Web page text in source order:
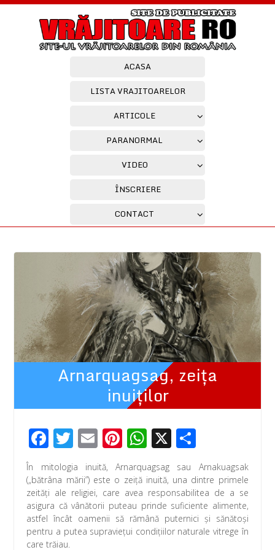
ACASA
LISTA VRAJITOARELOR
ARTICOLE
PARANORMAL
VIDEO
ÎNSCRIERE
CONTACT
Arnarquagsag, zeiţa
inuiţilor
F
ac
e
b
o
o
T
wi
tt
er
E
m
ail
Pi
er
e
st
W
at
s
A
p
X
ar
ta
je
az
ă
În mitologia inuită, Arnarquagsag sau Arnakuagsak
(„bătrâna mării”) este o zeiță inuită, una dintre primele
zeități ale religiei, care avea responsabilitea de a se
asigura că vânătorii puteau prinde suficiente alimente,
astfel încât oamenii să rămână puternici și sănătoşi
pentru a putea supravieţui condiţiilor naturale vitrege în
care trăiau.